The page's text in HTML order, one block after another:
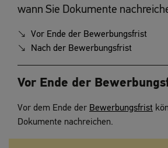
wann Sie Dokumente
Vor Ende der Bewerbungsfrist
Nach der Bewerbungsfrist
Vor Ende der
Vor dem Ende der Bewerbungsfrist
Dokumente nachreichen.